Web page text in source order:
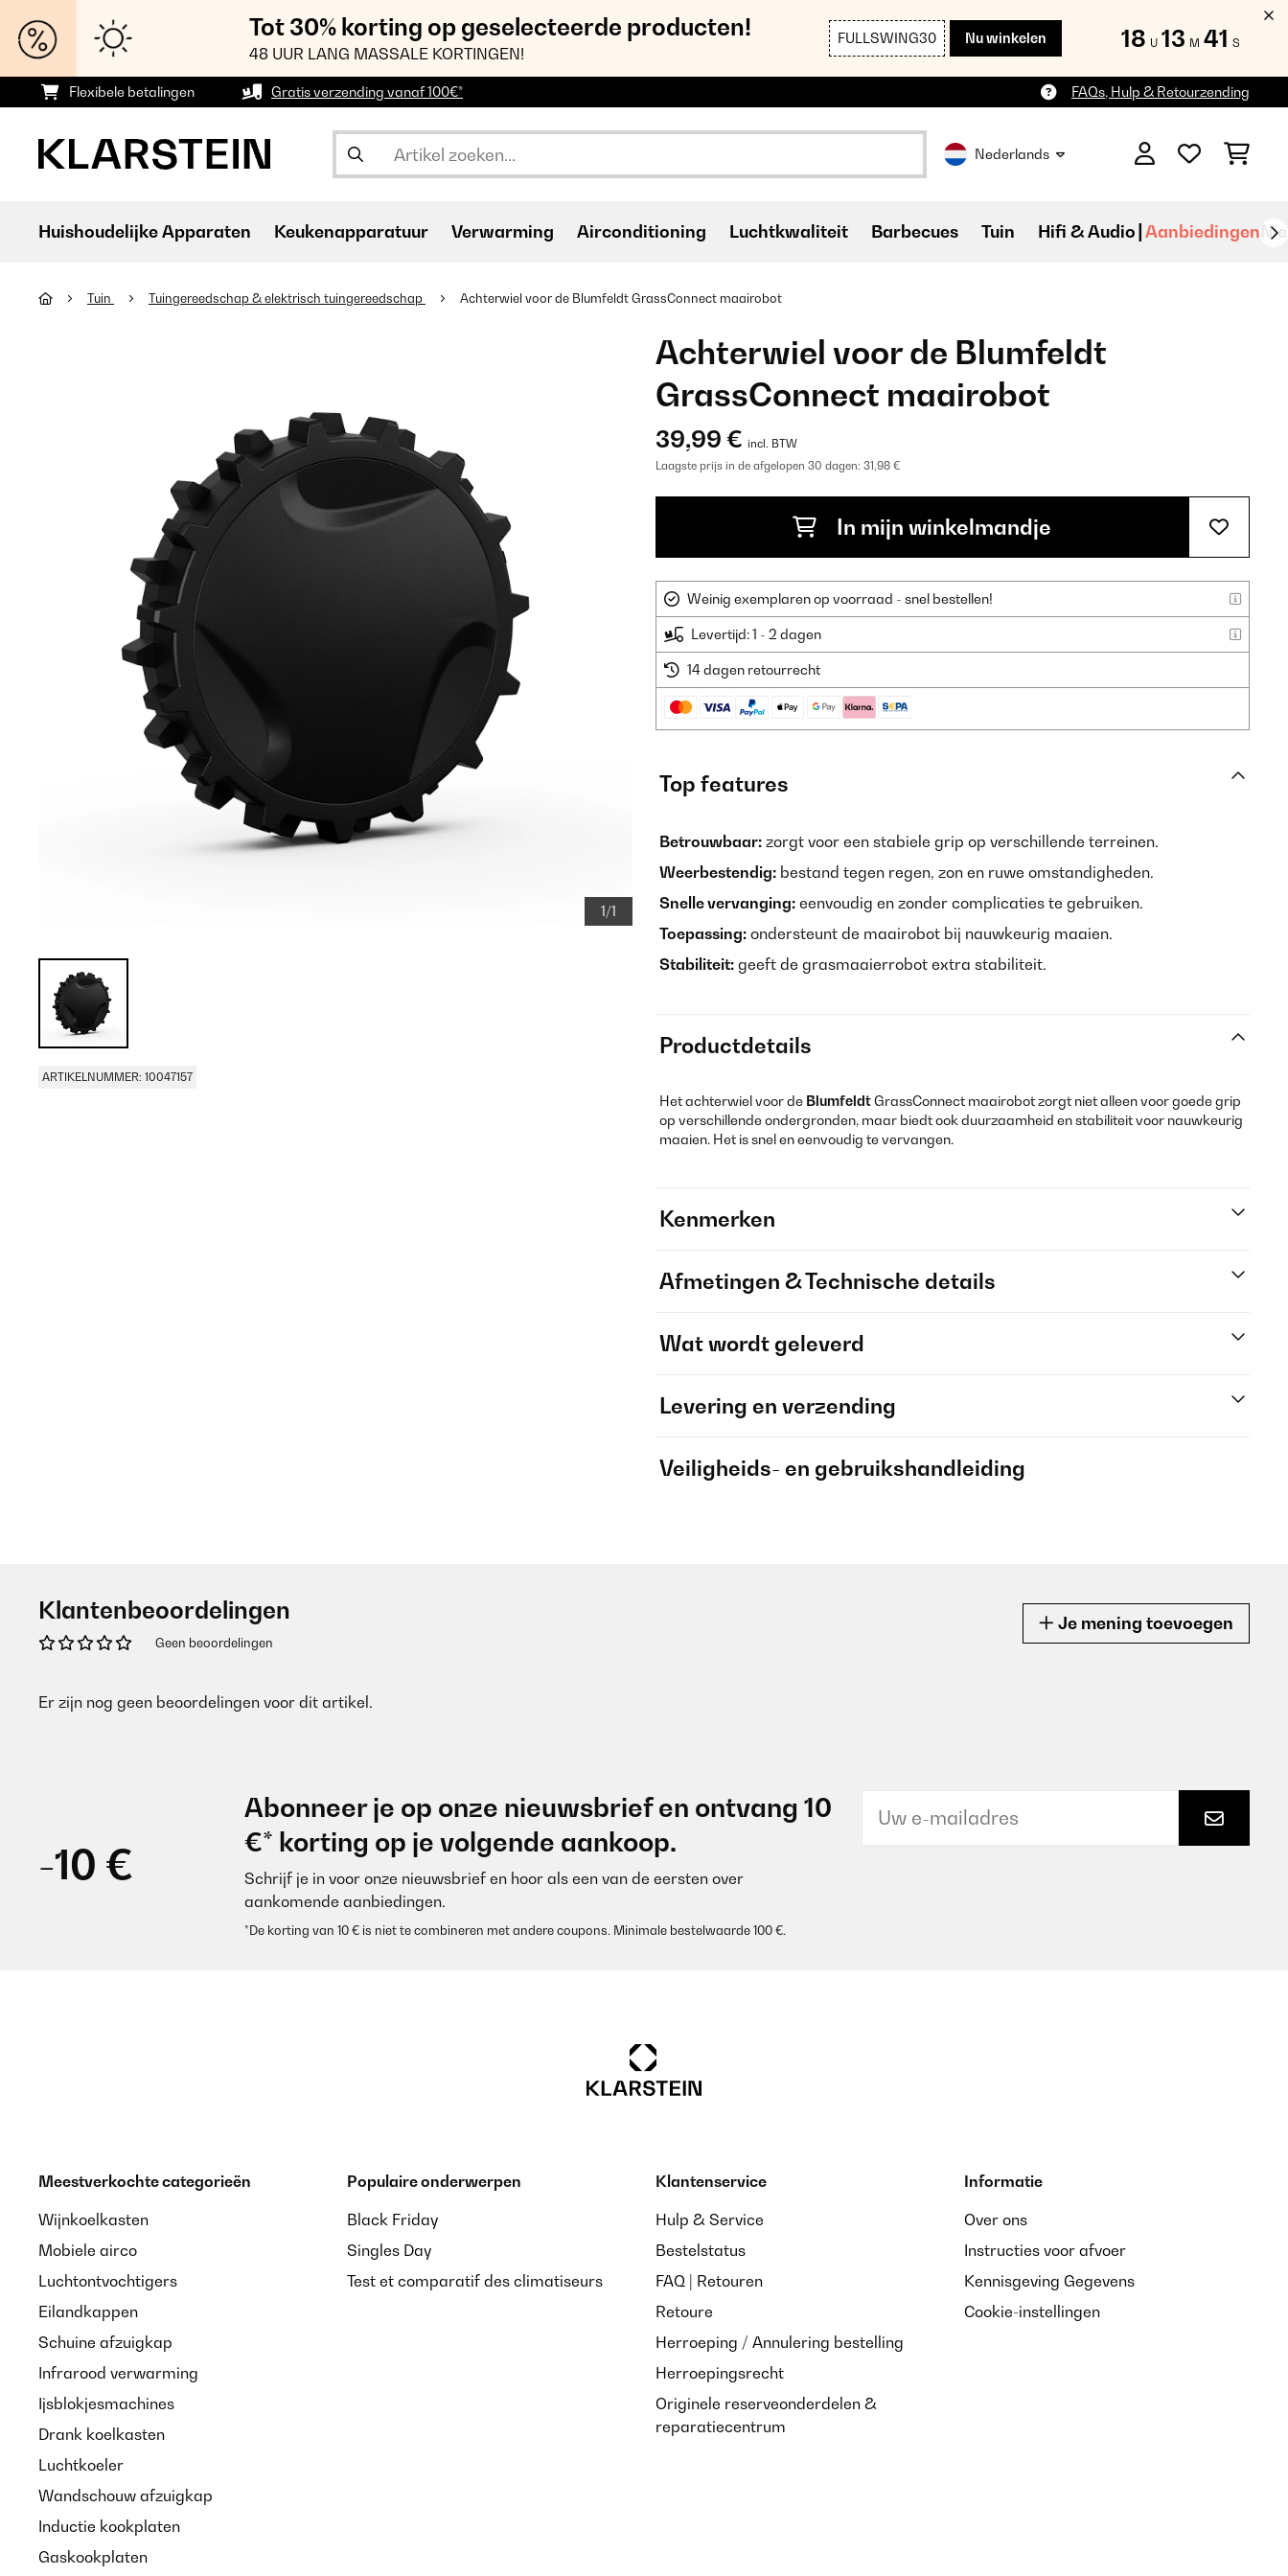
Tot 30% korting op geselecteerde producten!
48 UUR LANG MASSALE KORTINGEN!
FULLSWING30 Nu winkelen 18 U 13 M 39 S
Flexibele betalingen Gratis verzending vanaf 100€* FAQs, Hulp & Retourzending
Nederlands
Huishoudelijke Apparaten Keukenapparatuur Verwarming Airconditioning Luchtkwaliteit Barbecues Tuin Hifi & Audio Aanbiedingen
Tuin Tuingereedschap & elektrisch tuingereedschap Achterwiel voor de Blumfeldt GrassConnect maairobot
1/1
ARTIKELNUMMER: 10047157
Achterwiel voor de Blumfeldt
GrassConnect maairobot
39,99 € incl. BTW
Laagste prijs in de afgelopen 30 dagen: 31,98 €
In mijn winkelmandje
Weinig exemplaren op voorraad - snel bestellen!
Levertijd: 1 - 2 dagen
14 dagen retourrecht
Top features
Betrouwbaar: zorgt voor een stabiele grip op verschillende terreinen.
Weerbestendig: bestand tegen regen, zon en ruwe omstandigheden.
Snelle vervanging: eenvoudig en zonder complicaties te gebruiken.
Toepassing: ondersteunt de maairobot bij nauwkeurig maaien.
Stabiliteit: geeft de grasmaaierrobot extra stabiliteit.
Productdetails
Het achterwiel voor de BlumfeldtGrassConnect maairobot zorgt niet alleen voor goede grip
op verschillende ondergronden, maar biedt ook duurzaamheid en stabiliteit voor nauwkeurig
maaien. Het is snel en eenvoudig te vervangen.
Kenmerken
Afmetingen & Technische details
Wat wordt geleverd
Levering en verzending
Veiligheids- en gebruikshandleiding
Klantenbeoordelingen
Geen beoordelingen
Je mening toevoegen
Er zijn nog geen beoordelingen voor dit artikel.
-10 €
Abonneer je op onze nieuwsbrief en ontvang 10
€* korting op je volgende aankoop.
Schrijf je in voor onze nieuwsbrief en hoor als een van de eersten over
aankomende aanbiedingen.
*De korting van 10 € is niet te combineren met andere coupons. Minimale bestelwaarde 100 €.
Meestverkochte categorieën
Wijnkoelkasten
Mobiele airco
Luchtontvochtigers
Eilandkappen
Schuine afzuigkap
Infrarood verwarming
Ijsblokjesmachines
Drank koelkasten
Luchtkoeler
Wandschouw afzuigkap
Inductie kookplaten
Gaskookplaten
Populaire onderwerpen
Black Friday
Singles Day
Test et comparatif des climatiseurs
Klantenservice
Hulp & Service
Bestelstatus
FAQ | Retouren
Retoure
Herroeping / Annulering bestelling
Herroepingsrecht
Originele reserveonderdelen &
reparatiecentrum
Informatie
Over ons
Instructies voor afvoer
Kennisgeving Gegevens
Cookie-instellingen